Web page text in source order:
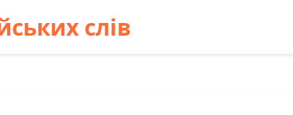
слів